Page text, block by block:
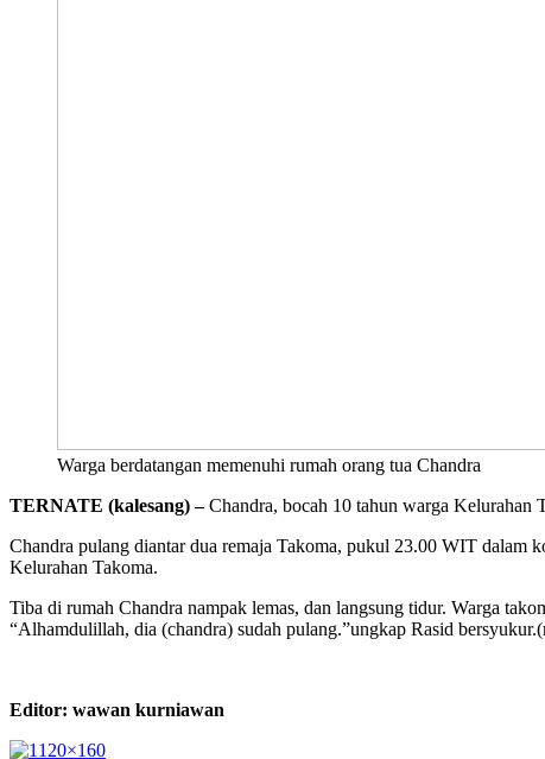
Warga berdatangan memenuhi rumah orang tua Chandra
TERNATE (kalesang) –Chandra, bocah 10 tahun warga Kelurahan
Chandra pulang diantar dua remaja Takoma, pukul 23.00 WIT dalam
Kelurahan Takoma.
Tiba di rumah Chandra nampak lemas, dan langsung tidur. Warga
“Alhamdulillah, dia (chandra) sudah pulang.”ungkap Rasid
Editor: wawan kurniawan